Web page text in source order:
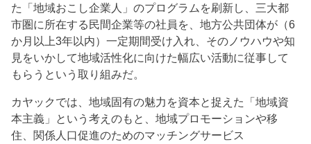
た「地域おこし企業人」のプログラムを刷新し、三大都
市圏に所在する民間企業等の社員を、地方公共団体が（6
か月以上3年以内）一定期間受け入れ、そのノウハウや知
見をいかして地域活性化に向けた幅広い活動に従事して
もらうという取り組みだ。
カヤックでは、地域固有の魅力を資本と捉えた「地域資
本主義」という考えのもと、地域プロモーションや移
住、関係人口促進のためのマッチングサービス